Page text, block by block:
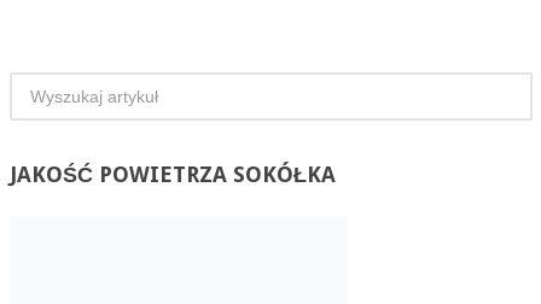
JAKOŚĆPOWIETRZA SOKÓŁKA